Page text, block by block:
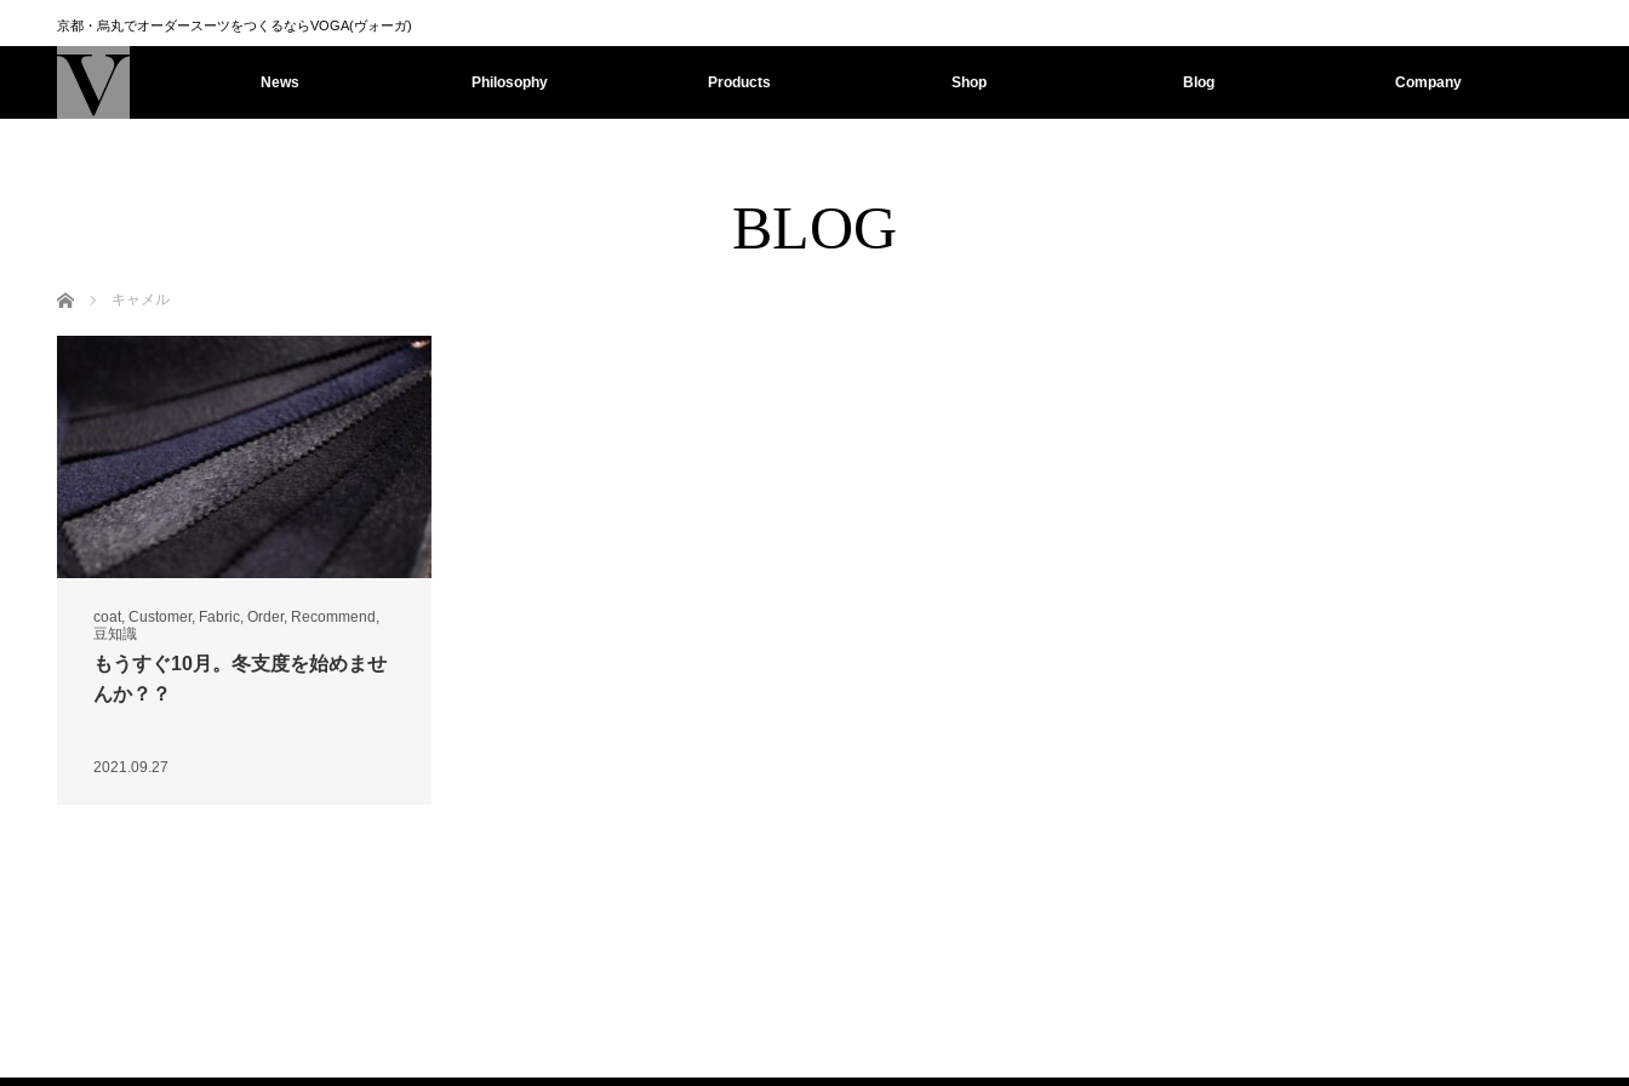
京都・烏丸でオーダースーツをつくるならVOGA(ヴォーガ)
News Philosophy Products Shop Blog Company
BLOG
ホーム キャメル
coat, Customer, Fabric, Order, Recommend ,
豆知識
もうすぐ10月。冬支度を始めませ
んか？？
2021.09.27